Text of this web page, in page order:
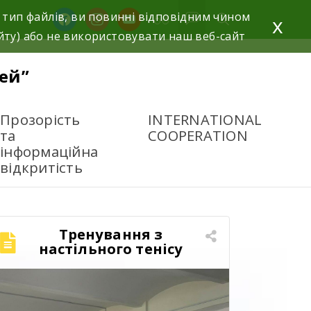
Прозорість
та
інформаційна
відкритість
INTERNATIONAL
COOPERATION
Тренування з
настільного тенісу
файлів, ви повинні відповідним чином
або не використовувати наш веб-сайт
x